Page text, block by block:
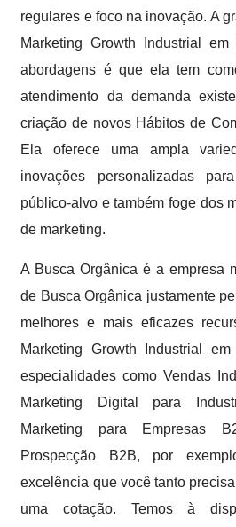
regulares e foco na inovação. A
Marketing Growth Industrial
abordagens é que ela tem
atendimento da demanda
criação de novos Hábitos de
Ela oferece uma ampla
inovações personalizadas
público-alvo e também foge dos
de marketing.
A Busca Orgânica é a empresa
de Busca Orgânica justamente
melhores e mais eficazes
Marketing Growth Industrial
especialidades como Vendas
Marketing Digital para
Marketing para Empresas
Prospecção B2B, por
excelência que você tanto
uma cotação. Temos à